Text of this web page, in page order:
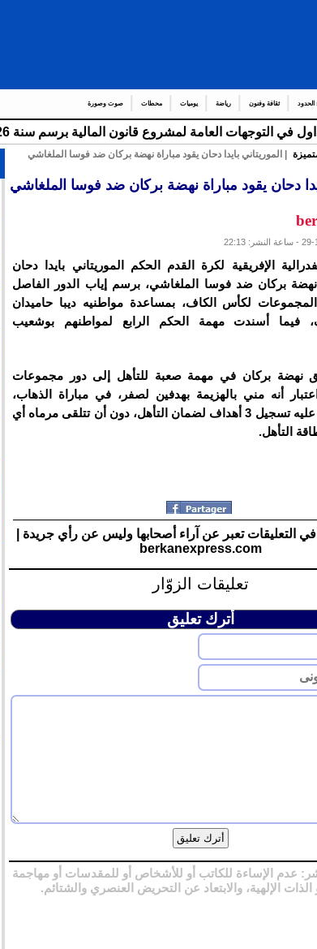
الحدود ثقافة وفنون رياضة يوميات محطات صوت وصورة
عدد من
| الموريتاني بايدا دحان يقود مباراة نهضة بركان ضد فوسا الملغاشي
دحان يقود مباراة نهضة بركان ضد فوسا الملغاشي
الإفريقية لكرة القدم الحكم الموريتاني بايدا دحان
نهضة بركان ضد فوسا الملغاشي، برسم إياب الدور الفاصل
لكأس الكاف، بمساعدة مواطنيه ديبا حاميدان
فيما أسندت مهمة الحكم الرابع لمواطنهم بوشعيب
نهضة بركان في مهمة صعبة للتأهل إلى دور مجموعات
أنه مني بالهزيمة بهدفين لصفر، في مباراة الذهاب،
وسيكون لزاما عليه تسجيل 3 أهداف لضمان التأهل، دون أن تتلقى مرماه أي
التأهل.
في التعليقات تعبر عن آراء أصحابها وليس عن رأي جريدة |
berkanexpress.com
تعليقات الزوّار
أترك تعليق
عدم الإساءة للكاتب أو للأشخاص أو للمقدسات أو مهاجمة
الذات الإلهية، والابتعاد عن التحريض العنصري والشتائم.